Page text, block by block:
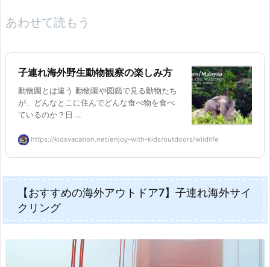
あわせて読もう
子連れ海外野生動物観察の楽しみ方
動物園とは違う 動物園や図鑑で見る動物たち
が、どんなとこに住んでどんな食べ物を食べ
ているのか？日 ...
https://kidsvacation.net/enjoy-with-kids/outdoors/wildlife
【おすすめの海外アウトドア7】子連れ海外サイ
クリング